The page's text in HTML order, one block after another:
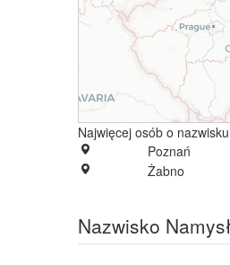
Najwięcej osób o nazwisku
Poznań
Żabno
Nazwisko